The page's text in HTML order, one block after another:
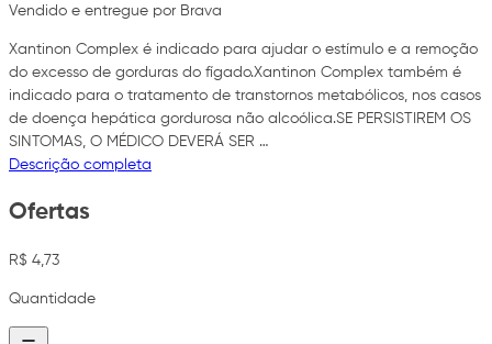
Vendido e entregue por Brava
Xantinon Complex é indicado para ajudar o estímulo e a remoção
do excesso de gorduras do fígado.Xantinon Complex também é
indicado para o tratamento de transtornos metabólicos, nos casos
de doença hepática gordurosa não alcoólica.SE PERSISTIREM OS
SINTOMAS, O MÉDICO DEVERÁ SER …
Descrição completa
Ofertas
R$ 4,73
Quantidade